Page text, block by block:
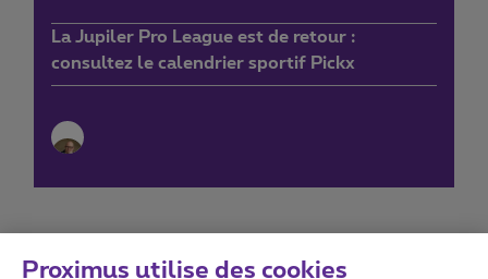
La Jupiler Pro League est de retour :
consultez le calendrier sportif Pickx
Proximus utilise des cookies